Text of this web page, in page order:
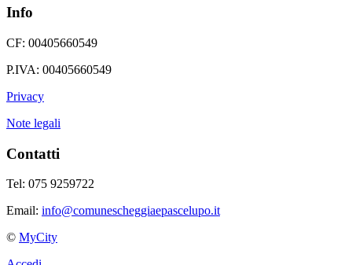
Info
CF: 00405660549
P.IVA: 00405660549
Privacy
Note legali
Contatti
Tel: 075 9259722
Email: info@comunescheggiaepascelupo.it
© MyCity